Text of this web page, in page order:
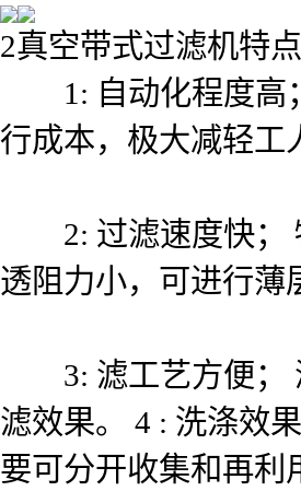
2真空带式过滤机特
1: 自动化程度高；
行成本，极大减轻工
2: 过滤速度快；
透阻力小，可进行薄
3: 滤工艺方便；
滤效果。 4 : 洗涤效
要可分开收集和再利